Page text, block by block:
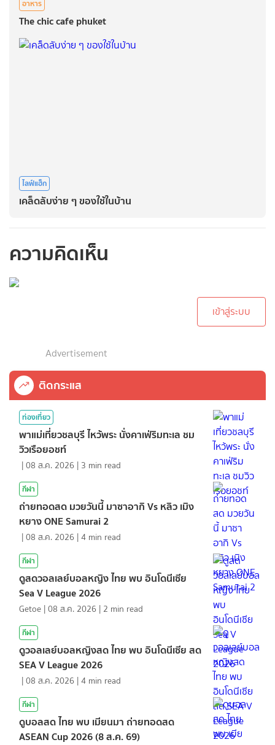
อาหาร
The chic cafe phuket
ไลฟ์แฮ็ก
เคล็ดลับง่าย ๆ ของใช้ในบ้าน
ความคิดเห็น
เข้าสู่ระบบ
Advertisement
ติดกระแส
ท่องเที่ยว
พาแม่เที่ยวชลบุรี ไหว้พระ นั่งคาเฟ่ริมทะเล ชม
วิวเรือยอชท์
|08 ส.ค. 2026 | 3 min read
กีฬา
ถ่ายทอดสด มวยวันนี้ มาซาอากิ Vs หลิว เมิง
หยาง ONE Samurai 2
|08 ส.ค. 2026 |4 min read
กีฬา
ดูสดวอลเลย์บอลหญิง ไทย พบ อินโดนีเซีย
Sea V League 2026
Getoe |08 ส.ค. 2026 | 2 min read
กีฬา
ดูวอลเลย์บอลหญิงสด ไทย พบ อินโดนีเซีย สด
SEA V League 2026
|08 ส.ค. 2026 |4 min read
กีฬา
ดูบอลสด ไทย พบ เมียนมา ถ่ายทอดสด
ASEAN Cup 2026 (8 ส.ค. 69)